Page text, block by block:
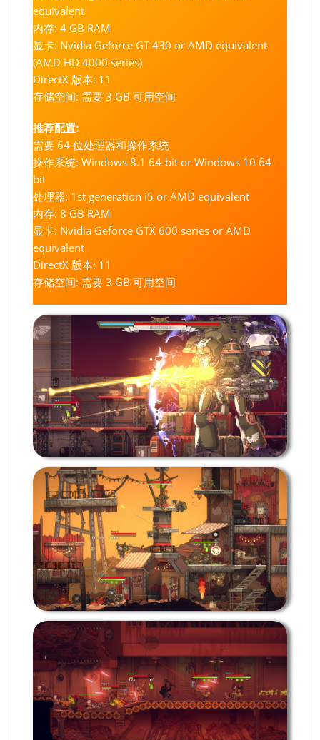
equivalent
内存: 4 GB RAM
显卡: Nvidia Geforce GT 430 or AMD equivalent
(AMD HD 4000 series)
DirectX 版本: 11
存储空间: 需要 3 GB 可用空间
推荐配置:
需要 64 位处理器和操作系统
操作系统: Windows 8.1 64-bit or Windows 10 64-
bit
处理器: 1st generation i5 or AMD equivalent
内存: 8 GB RAM
显卡: Nvidia Geforce GTX 600 series or AMD
equivalent
DirectX 版本: 11
存储空间: 需要 3 GB 可用空间